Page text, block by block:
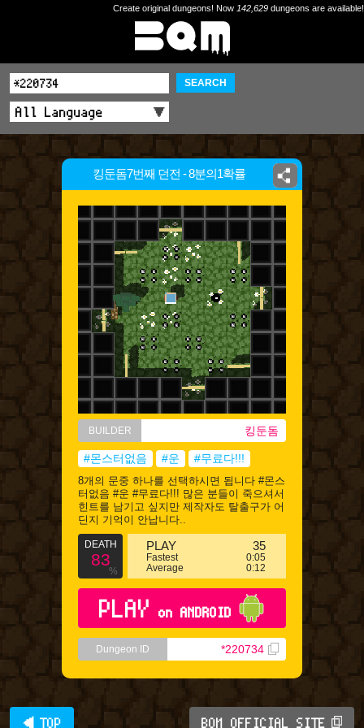
Create original dungeons! Now 142,629 dungeons are available!
SEARCH
킹둔돔7번째 던전 - 8분의1확률
BUILDER 킹둔돔
#몬스터없음 #운 #무료다!!!
8개의 문중 하나를 선택하시면 됩니다 #몬스
터없음 #운 #무료다!!! 많은 분들이 죽으셔서
힌트를 남기고 싶지만 제작자도 탈출구가 어
딘지 기억이 안납니다..
DEATH
83
%
PLAY 35
Fastest
0:05
Average
0:12
PLAY on ANDROID
Dungeon ID *220734
◀ TOP BQM OFFICIAL SITE